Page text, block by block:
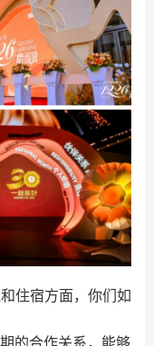
住宿方面，你们如